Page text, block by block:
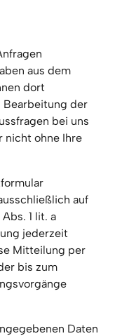
aus dem
dort
Bearbeitung der
bei uns
nicht ohne Ihre
auf
1 lit. a
jederzeit
Mitteilung per
bis zum
Daten